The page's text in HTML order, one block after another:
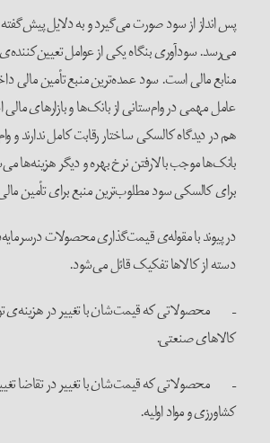
پس انداز از سود صورت می‌گیرد و به دلایل
می‌رسد. سودآوری بنگاه یکی از عوامل
منابع مالی است. سود عمده‌ترین منبع تأمین مالی
عامل مهمی در وام‌ستانی از بانک‌ها و بازارهای
هم در دیدگاه کالسکی ساختار رقابت کامل ندارند و
بانک‌ها موجب بالارفتن نرخ بهره و دیگر هزینه‌ها
برای کالسکی سود مطلوب‌ترین منبع برای تأمین
در پیوند با مقوله‌ی قیمت‌گذاری محصولات
دسته از کالاها تفکیک قائل می‌شود.
– محصولاتی که قیمت‌شان با تغییر در هزینه‌ی
کالاهای صنعتی.
– محصولاتی که قیمت‌شان با تغییر در تقاضا
کشاورزی و مواد اولیه.